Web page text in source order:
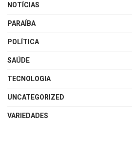
NOTÍCIAS
PARAÍBA
POLÍTICA
SAÚDE
TECNOLOGIA
UNCATEGORIZED
VARIEDADES